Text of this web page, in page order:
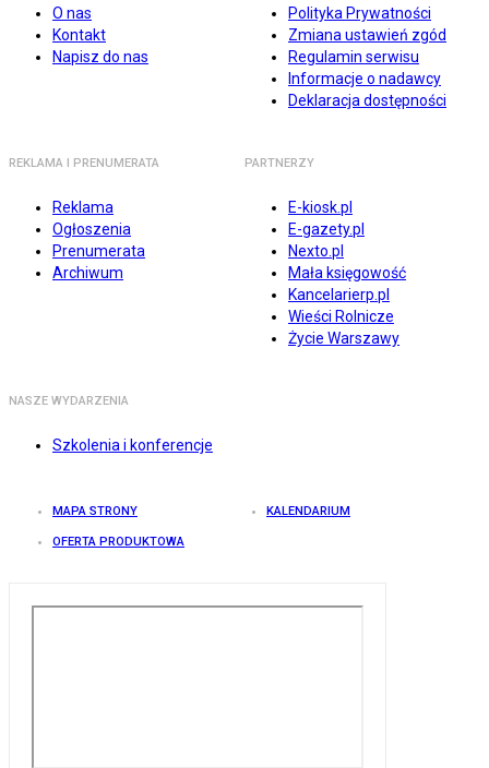
O nas
Kontakt
Napisz do nas
Polityka Prywatności
Zmiana ustawień zgód
Regulamin serwisu
Informacje o nadawcy
Deklaracja dostępności
REKLAMA I PRENUMERATA
Reklama
Ogłoszenia
Prenumerata
Archiwum
PARTNERZY
E-kiosk.pl
E-gazety.pl
Nexto.pl
Mała księgowość
Kancelarierp.pl
Wieści Rolnicze
Życie Warszawy
NASZE WYDARZENIA
Szkolenia i konferencje
MAPA STRONY KALENDARIUM
OFERTA PRODUKTOWA